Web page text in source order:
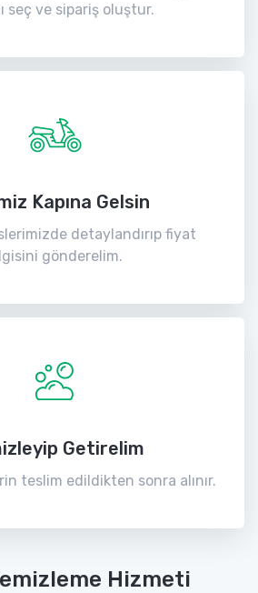
seç ve sipariş oluştur.
Kapına Gelsin
detaylandırıp fiyat
gönderelim.
Getirelim
teslim edildikten sonra alınır.
Hizmeti